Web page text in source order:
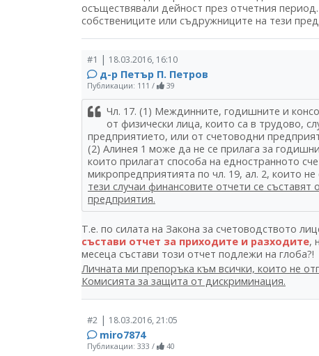
осъществявали дейност през отчетния
собствениците или съдружниците на тези
#1 | 18.03.2016, 16:10
д-р Петър П. Петров
Публикации: 111 / 39
Чл. 17. (1) Междинните, годишните и
от физически лица, които са в трудово,
предприятието, или от счетоводни
(2) Алинея 1 може да не се прилага за
които прилагат способа на едностранното
микропредприятията по чл. 19, ал. 2, които
тези случаи финансовите отчети се
предприятия.
Т.е. по силата на Закона за счетоводството
състави отчет за приходите и разходите,
месеца състави този отчет подлежи на глоба?!
Личната ми препоръка към всички, които не
Комисията за защита от дискриминация.
#2 | 18.03.2016, 21:05
miro7874
Публикации: 333 / 40